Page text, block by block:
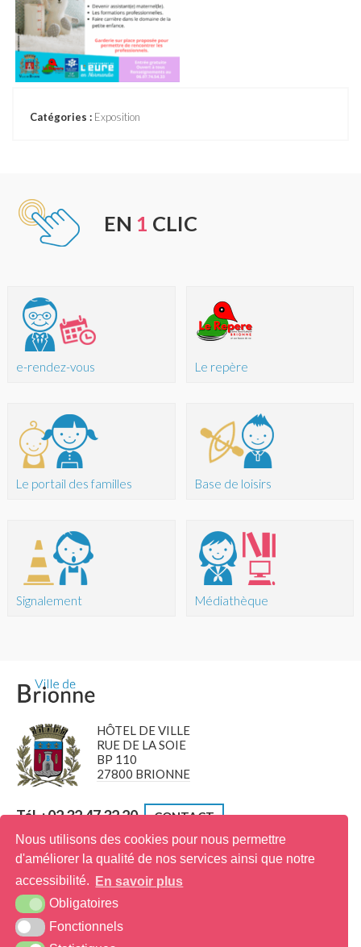
Nous utilisons des cookies pour nous permettre
d'améliorer la qualité de nos services ainsi que notre
accessibilité.
En savoir plus
Obligatoires
Fonctionnels
Catégories : Exposition
EN 1 CLIC
e-rendez-vous
Le portail des familles
Signalement
Le repère
Base de loisirs
Médiathèque
HÔTEL DE VILLE
RUE DE LA SOIE
BP 110
27800 BRIONNE
Tél. : 02 32 47 32 20 CONTACT
Ville fleurie
Prix spécial "Participation des habitants"
Ville jumelée avec